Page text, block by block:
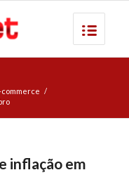
commerce /
inflação em